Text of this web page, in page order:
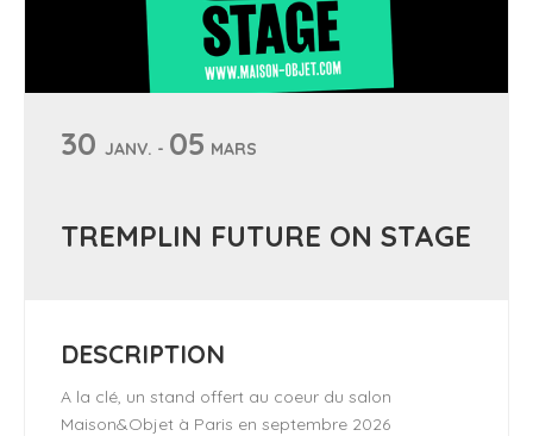
30 JANV. - 05 MARS
TREMPLIN FUTURE ON STAGE
DESCRIPTION
A la clé, un stand offert au coeur du salon
Maison&Objet à Paris en septembre 2026